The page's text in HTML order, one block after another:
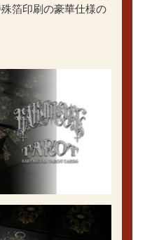
箔印刷の豪華仕様の